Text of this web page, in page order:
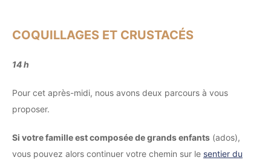
COQUILLAGES ET CRUSTACÉS
14 h
Pour cet après-midi, nous avons deux parcours à vous
proposer.
Si votre famille est composée de grands enfants (ados),
vous pouvez alors continuer votre chemin sur le sentier du